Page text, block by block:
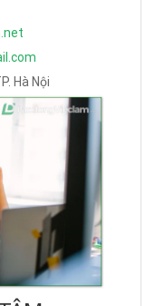
Hà Nội